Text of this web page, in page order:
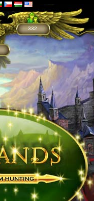
332